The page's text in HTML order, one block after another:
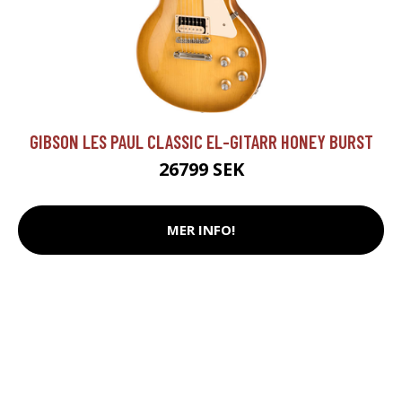
GIBSON LES PAUL CLASSIC EL-GITARR HONEY BURST
26799 SEK
MER INFO!